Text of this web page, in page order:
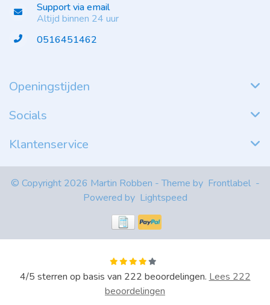
Support via email
Altijd binnen 24 uur
0516451462
Openingstijden
Socials
Klantenservice
© Copyright 2026 Martin Robben - Theme by Frontlabel -
Powered by Lightspeed
4/5 sterren op basis van 222 beoordelingen. Lees 222
beoordelingen